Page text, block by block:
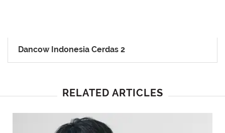
Dancow Indonesia Cerdas 2
RELATED ARTICLES